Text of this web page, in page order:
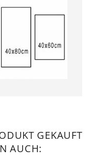
GEKAUFT
AUCH: